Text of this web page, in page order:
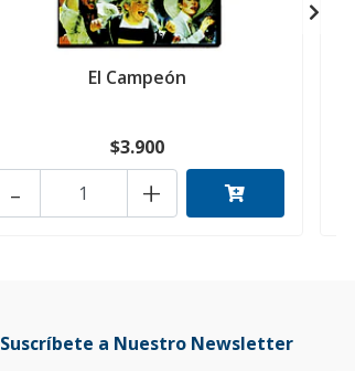
El Campeón
$3.900
+
-
Suscríbete a Nuestro Newsletter